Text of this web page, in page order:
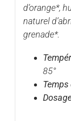
d’orange*,
naturel
grenade*.
85°
Temps